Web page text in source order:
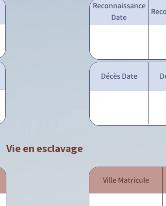
Reconnaissance
Date
Décès Date
Vie en esclavage
Ville Matricule